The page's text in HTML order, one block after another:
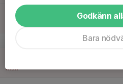
20
Sön
v.17
Mån
Godkänn
Bara